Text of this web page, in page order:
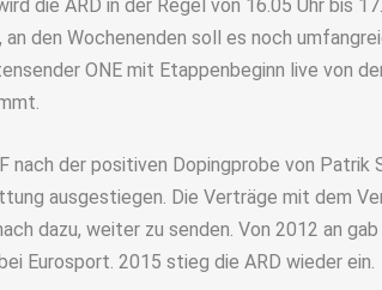
die ARD in der Regel von 16.05 Uhr bis
den Wochenenden soll es noch
ONE mit Etappenbeginn live von
nach der positiven Dopingprobe von
ausgestiegen. Die Verträge mit dem
dazu, weiter zu senden. Von 2012 an
Eurosport. 2015 stieg die ARD wieder ein.